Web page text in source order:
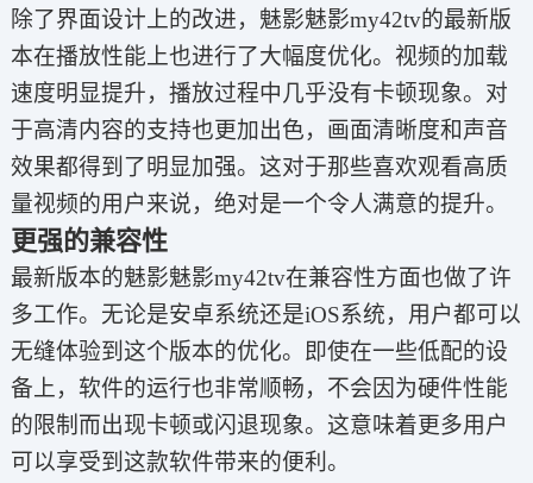
除了界面设计上的改进，魅影魅影my42tv的最新版
本在播放性能上也进行了大幅度优化。视频的加载
速度明显提升，播放过程中几乎没有卡顿现象。对
于高清内容的支持也更加出色，画面清晰度和声音
效果都得到了明显加强。这对于那些喜欢观看高质
量视频的用户来说，绝对是一个令人满意的提升。
更强的兼容性
最新版本的魅影魅影my42tv在兼容性方面也做了许
多工作。无论是安卓系统还是iOS系统，用户都可以
无缝体验到这个版本的优化。即使在一些低配的设
备上，软件的运行也非常顺畅，不会因为硬件性能
的限制而出现卡顿或闪退现象。这意味着更多用户
可以享受到这款软件带来的便利。